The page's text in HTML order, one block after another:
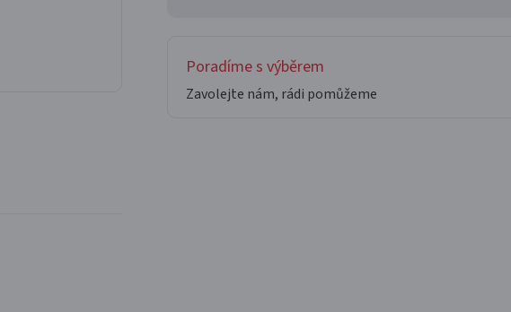
Poradíme s výběrem
Zavolejte nám, rádi pomůžeme